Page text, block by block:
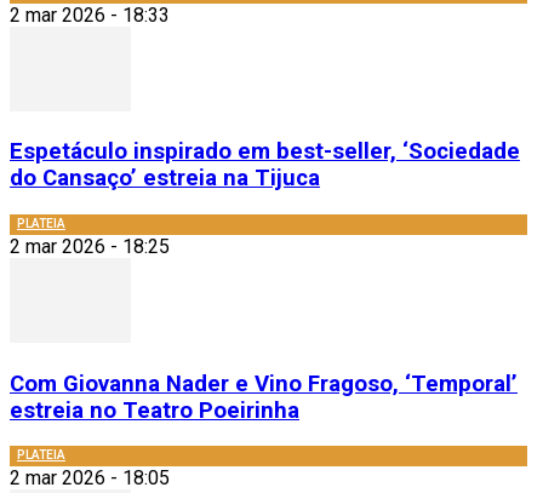
2 mar 2026 - 18:33
Espetáculo inspirado em best-seller, ‘Sociedade
do Cansaço’ estreia na Tijuca
PLATEIA
2 mar 2026 - 18:25
Com Giovanna Nader e Vino Fragoso, ‘Temporal’
estreia no Teatro Poeirinha
PLATEIA
2 mar 2026 - 18:05